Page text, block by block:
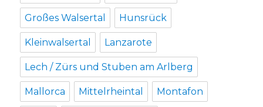
Großes Walsertal Hunsrück
Kleinwalsertal Lanzarote
Lech / Zürs und Stuben am Arlberg
Mallorca Mittelrheintal Montafon